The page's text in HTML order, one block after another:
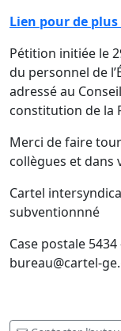
Lien pour de
Pétition initiée le
du personnel de
adressé au
constitution de la
Merci de faire
collègues et dans
Cartel
subventionnné
Case postale
bureau@cartel-